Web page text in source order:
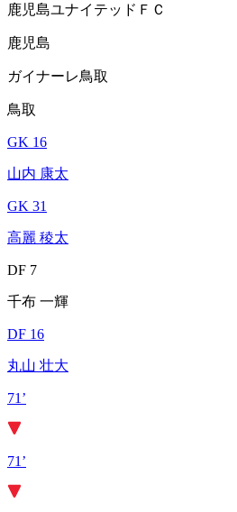
鹿児島ユナイテッドＦＣ
鹿児島
ガイナーレ鳥取
鳥取
GK 16
山内 康太
GK 31
高麗 稜太
DF 7
千布 一輝
DF 16
丸山 壮大
71’
71’